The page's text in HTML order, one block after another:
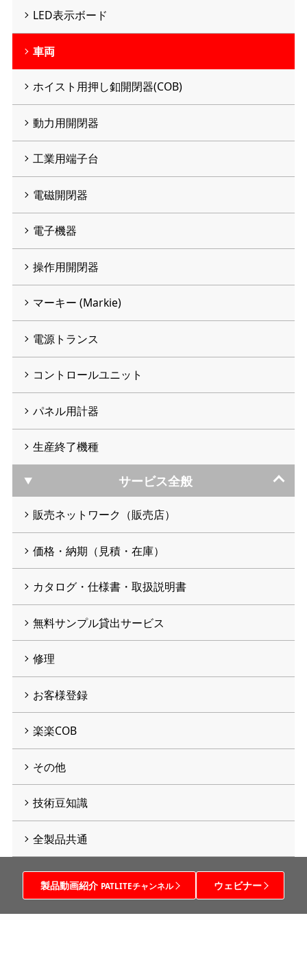
LED表示ボード
車両
ホイスト用押し釦開閉器(COB)
動力用開閉器
工業用端子台
電磁開閉器
電子機器
操作用開閉器
マーキー (Markie)
電源トランス
コントロールユニット
パネル用計器
生産終了機種
サービス全般
販売ネットワーク（販売店）
価格・納期（見積・在庫）
カタログ・仕様書・取扱説明書
無料サンプル貸出サービス
修理
お客様登録
楽楽COB
その他
技術豆知識
全製品共通
製品動画紹介 PATLITEチャンネル ウェビナー